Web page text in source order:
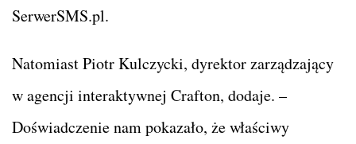
SerwerSMS.pl.
Natomiast Piotr Kulczycki, dyrektor zarządzający
w agencji interaktywnej Crafton, dodaje. –
Doświadczenie nam pokazało, że właściwy